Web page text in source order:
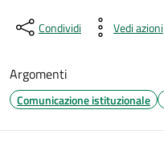
Condividi Vedi azioni
Argomenti
Comunicazione istituzionale